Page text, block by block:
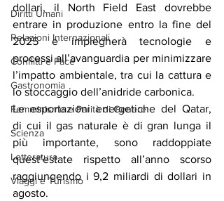
Diritti Umani
Relazioni Internazionali
Conflitti e Pace
Gastronomia
Femminismo e Parità di Genere
Scienza
Letteratura
Viaggi e Turismo
dollari, il North Field East dovrebbe
entrare in produzione entro la fine del
2025 e impiegherà tecnologie e
processi all’avanguardia per minimizzare
l’impatto ambientale, tra cui la cattura e
lo stoccaggio dell’anidride carbonica.
Le esportazioni energetiche del Qatar,
di cui il gas naturale è di gran lunga il
più importante, sono raddoppiate
quest’estate rispetto all’anno scorso
raggiungendo i 9,2 miliardi di dollari in
agosto.